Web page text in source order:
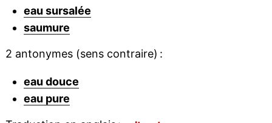
eau sursalée
saumure
2 antonymes (sens contraire) :
eau douce
eau pure